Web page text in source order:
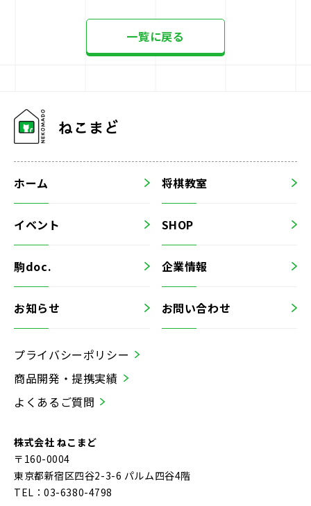
一覧に戻る
ホーム 将棋教室
イベント SHOP
駒doc. 企業情報
お知らせ お問い合わせ
プライバシーポリシー
商品開発・提携実績
よくあるご質問
株式会社 ねこまど
〒160-0004
東京都新宿区四谷2-3-6 パルム四谷4階
TEL：03-6380-4798